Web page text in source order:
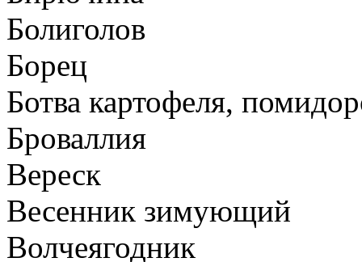
Болиголов
Борец
Ботва картофеля,
Броваллия
Вереск
Весенник зимующий
Волчеягодник